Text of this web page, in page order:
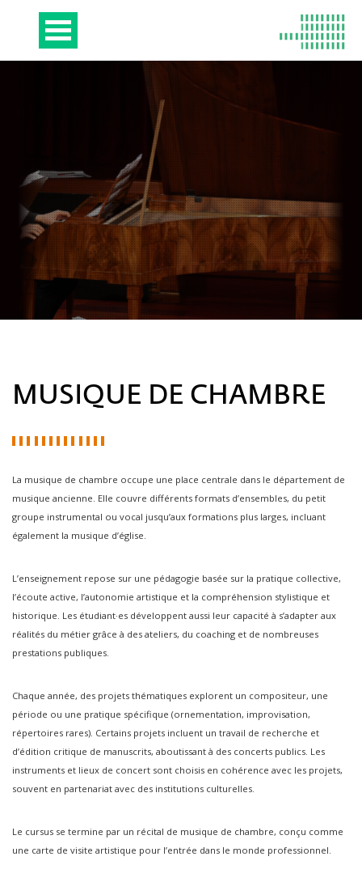
MUSIQUE DE CHAMBRE
La musique de chambre occupe une place centrale dans le département de
musique ancienne. Elle couvre différents formats d’ensembles, du petit
groupe instrumental ou vocal jusqu’aux formations plus larges, incluant
également la musique d’église.
L’enseignement repose sur une pédagogie basée sur la pratique collective,
l’écoute active, l’autonomie artistique et la compréhension stylistique et
historique. Les étudiant·es développent aussi leur capacité à s’adapter aux
réalités du métier grâce à des ateliers, du coaching et de nombreuses
prestations publiques.
Chaque année, des projets thématiques explorent un compositeur, une
période ou une pratique spécifique (ornementation, improvisation,
répertoires rares). Certains projets incluent un travail de recherche et
d’édition critique de manuscrits, aboutissant à des concerts publics. Les
instruments et lieux de concert sont choisis en cohérence avec les projets,
souvent en partenariat avec des institutions culturelles.
Le cursus se termine par un récital de musique de chambre, conçu comme
une carte de visite artistique pour l’entrée dans le monde professionnel.